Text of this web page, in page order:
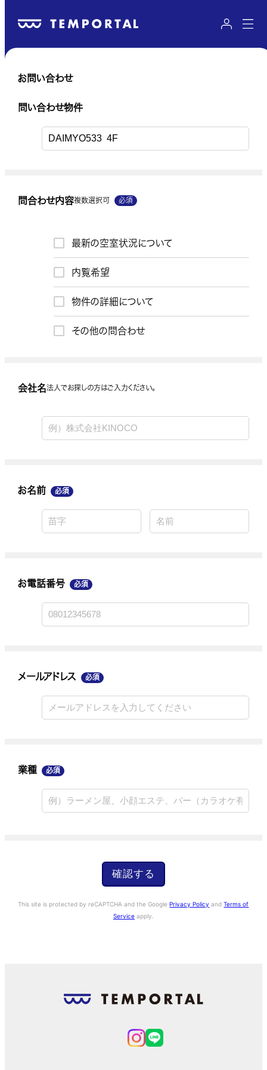
お問い合わせ
問い合わせ物件
問合わせ内容複数選択可 必須
最新の空室状況について
内覧希望
物件の詳細について
その他の問合わせ
会社名法人でお探しの方はご入力ください。
お名前 必須
お電話番号 必須
メールアドレス 必須
業種 必須
問い合わせ物件
お問合わせ内容
お電話番号
確認する
This site is protected by reCAPTCHA and the GooglePrivacy Policy andTerms of
Serviceapply.